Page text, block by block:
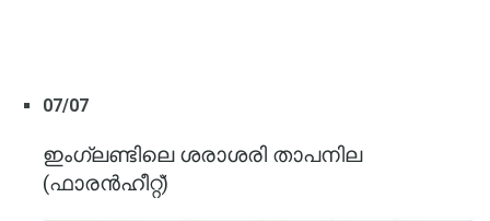
07/07
ഇംഗ്ലണ്ടിലെ ശരാശരി താപനില
(ഫാരൻഹീറ്റ്)